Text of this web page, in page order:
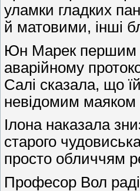
уламки гладких
й матовими, інші
Юн Марек першим
аварійному
Салі сказала, що
невідомим маяком
Ілона наказала
старого
просто обличчям
Професор Вол